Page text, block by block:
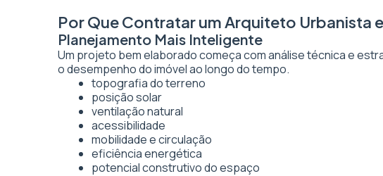
Por Que Contratar um Arquiteto Urbanista
Planejamento Mais Inteligente
Um projeto bem elaborado começa com análise técnica e
o desempenho do imóvel ao longo do tempo.
topografia do terreno
posição solar
ventilação natural
acessibilidade
mobilidade e circulação
eficiência energética
potencial construtivo do espaço